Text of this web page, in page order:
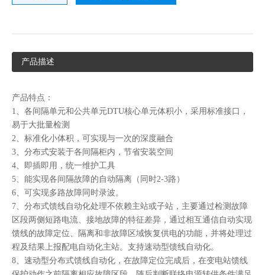
产品描述
产品特点：
1、 各间隔单元和公共单元DTU核心单元体积小，采用标准接口，
易于大批量检测
2、 标准化小体积，可实现与一次的深度融合
3、 分布式安装于各间隔柜内，节省安装空间
4、 即插即用，统一维护工具
5、 能实现各间隔故障的自动隔离（同时2-3路）
6、 可实现多路故障同时录波。
7、 分布式馈线自动化处理不依赖主站或子站，主要通过检测故障
区段两侧短路电流、接地故障的特征差异，通过相互通信自动实现
馈线的故障定位、隔离和非故障区域恢复供电的功能，并将处理过
程及结果上报配电自动化主站。支持速动型馈线自动化。
8、 速动型分布式馈线自动化，在故障定位完成后，在变电站馈线